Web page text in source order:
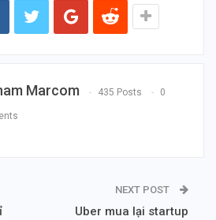
Marcom 435 Posts 0
NEXT POST
Uber mua lại startup